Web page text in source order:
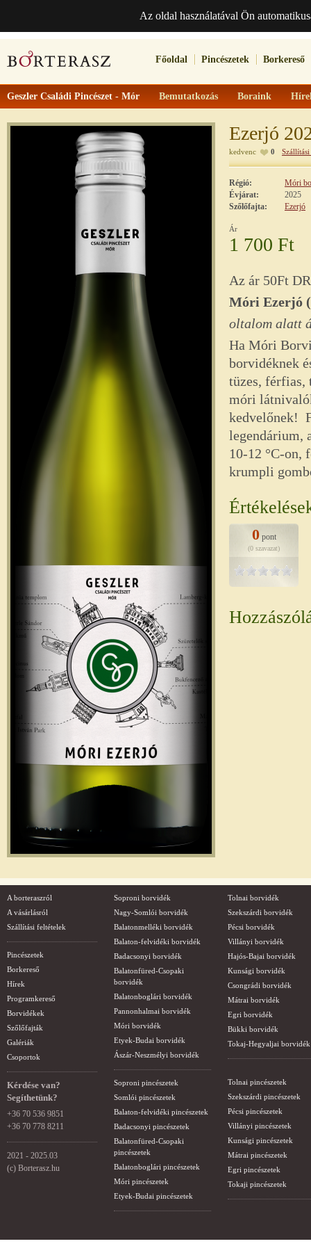
Az oldal használatával Ön
Főoldal Pincészetek Borkereső
Geszler Családi Pincészet - Mór Bemutatkozás Boraink
Ezerjó
kedvenc 0
Régió:
Móri
Évjárat:
2025
Szőlőfajta:
Ezerjó
Ár
1 700 Ft
Az ár 50Ft
Móri Ezerjó
oltalom alatt
Ha Móri
borvidéknek
tüzes, férfias,
móri
kedvelőnek!
legendárium,
10-12 °C-on,
krumpli
0pont
(0 szavazat)
A borteraszról
A vásárlásról
Szállítási feltételek
Pincészetek
Borkereső
Hírek
Programkereső
Borvidékek
Szőlőfajták
Galériák
Csoportok
Kérdése van?
Segíthetünk?
+36 70 536 9851
+36 70 778 8211
2021 - 2025.03
(c) Borterasz.hu
Soproni borvidék
Nagy-Somlói borvidék
Balatonmelléki borvidék
Balaton-felvidéki borvidék
Badacsonyi borvidék
Balatonfüred-Csopaki
borvidék
Balatonboglári borvidék
Pannonhalmai borvidék
Móri borvidék
Etyek-Budai borvidék
Ászár-Neszmélyi borvidék
Soproni pincészetek
Somlói pincészetek
Balaton-felvidéki pincészetek
Badacsonyi pincészetek
Balatonfüred-Csopaki
pincészetek
Balatonboglári pincészetek
Móri pincészetek
Etyek-Budai pincészetek
Tolnai borvidék
Szekszárdi borvidék
Pécsi borvidék
Villányi borvidék
Hajós-Bajai borvidék
Kunsági borvidék
Csongrádi borvidék
Mátrai borvidék
Egri borvidék
Bükki borvidék
Tokaj-Hegyaljai borvidék
Tolnai pincészetek
Szekszárdi pincészetek
Pécsi pincészetek
Villányi pincészetek
Kunsági pincészetek
Mátrai pincészetek
Egri pincészetek
Tokaji pincészetek